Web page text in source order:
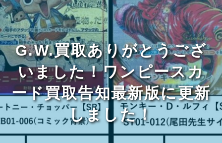
G.W.買取ありがとうござ
いました！ワンピースカ
ード買取告知最新版に更新
しました！